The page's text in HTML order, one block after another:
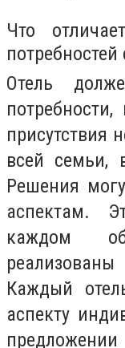
Что
Отель
присутствия
всей семьи,
Решения
аспектам.
каждом
Каждый
аспекту